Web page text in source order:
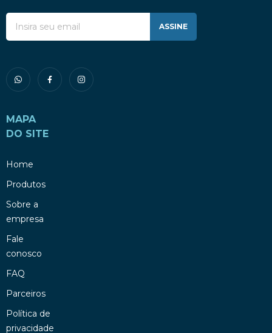
ASSINE
MAPA
DO SITE
Home
Produtos
Sobre a
empresa
Fale
conosco
FAQ
Parceiros
Política de
privacidade